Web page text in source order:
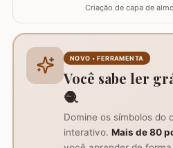
Criação de capa de
prática para lavar e
Materiais necessários
NOVO • FERRAMENTA
Você sabe ler
🧶
Domine os símbolos do
interativo. Mais de 80